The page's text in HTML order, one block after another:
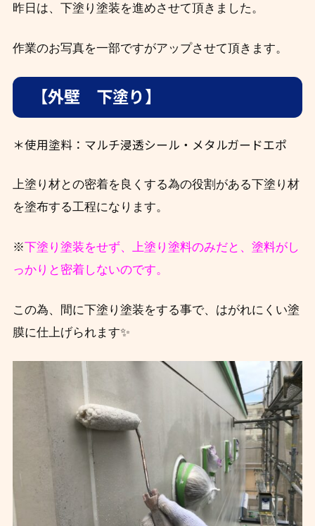
昨日は、下塗り塗装を進めさせて頂きました。
作業のお写真を一部ですがアップさせて頂きます。
【外壁 下塗り】
＊使用塗料：マルチ浸透シール・メタルガードエポ
上塗り材との密着を良くする為の役割がある下塗り材
を塗布する工程になります。
※下塗り塗装をせず、上塗り塗料のみだと、塗料がし
っかりと密着しないのです。
この為、間に下塗り塗装をする事で、はがれにくい塗
膜に仕上げられます✨